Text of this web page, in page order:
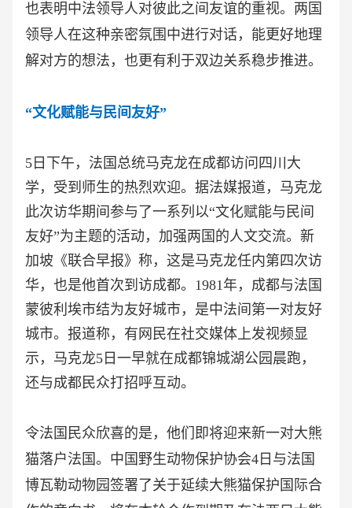
也表明中法领导人对彼此之间友谊的重视。两国
领导人在这种亲密氛围中进行对话，能更好地理
解对方的想法，也更有利于双边关系稳步推进。
“文化赋能与民间友好”
5日下午，法国总统马克龙在成都访问四川大
学，受到师生的热烈欢迎。据法媒报道，马克龙
此次访华期间参与了一系列以“文化赋能与民间
友好”为主题的活动，加强两国的人文交流。新
加坡《联合早报》称，这是马克龙任内第四次访
华，也是他首次到访成都。1981年，成都与法国
蒙彼利埃市结为友好城市，是中法间第一对友好
城市。报道称，有网民在社交媒体上发视频显
示，马克龙5日一早就在成都锦城湖公园晨跑，
还与成都民众打招呼互动。
令法国民众欣喜的是，他们即将迎来新一对大熊
猫落户法国。中国野生动物保护协会4日与法国
博瓦勒动物园签署了关于延续大熊猫保护国际合